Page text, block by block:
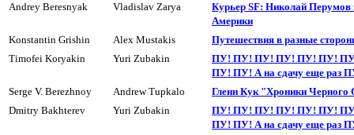
Andrey Beresnyak
Vladislav Zarya
Куpьеp SF: Николай Перумов
Амеpики
Konstantin Grishin
Alex Mustakis
Пyтешествия в разные
Timofei Koryakin
Yuri Zubakin
ПУ! ПУ! ПУ! ПУ! ПУ! ПУ!
ПУ! ПУ! А на сдачy еще раз
Serge V. Berezhnoy
Andrew Tupkalo
Гленн Кук "Хроники Черного
Dmitry Bakhterev
Yuri Zubakin
ПУ! ПУ! ПУ! ПУ! ПУ! ПУ!
ПУ! ПУ! А на сдачу еще раз